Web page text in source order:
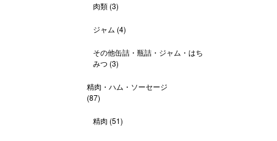
肉類 (3)
ジャム (4)
その他缶詰・瓶詰・ジャム・はち
みつ (3)
精肉・ハム・ソーセージ
(87)
精肉 (51)